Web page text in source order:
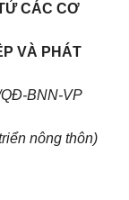
CÁC CƠ
VÀ PHÁT
BNN-VP
nông thôn)